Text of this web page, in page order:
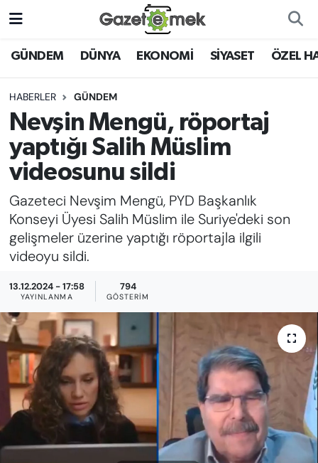
GÜNDEM DÜNYA EKONOMİ SİYASET ÖZEL
HABERLER GÜNDEM
Nevşin Mengü, röportaj
yaptığı Salih Müslim
videosunu sildi
Gazeteci Nevşim Mengü, PYD Başkanlık
Konseyi Üyesi Salih Müslim ile Suriye'deki son
gelişmeler üzerine yaptığı röportajla ilgili
videoyu sildi.
13.12.2024 - 17:58
YAYINLANMA
794
GÖSTERIM
DÜNYA
EKONOMİ
EMEK HABERLERİ
YENİ MEDYADA EMEK
GAZETECİLİĞİNİ GELİŞTİRMEK
FAYDALI BİLGİLER
GÜNDEM
EĞİTİM
KADIN
SAĞLIK
SPOR
KÜLTÜR-SANAT
Nöbetçi Eczaneler
Hava Durumu
İstanbul Namaz Vakitleri
Trafik Durumu
Süper Lig Puan Durumu ve Fikstür
Tüm Manşetler